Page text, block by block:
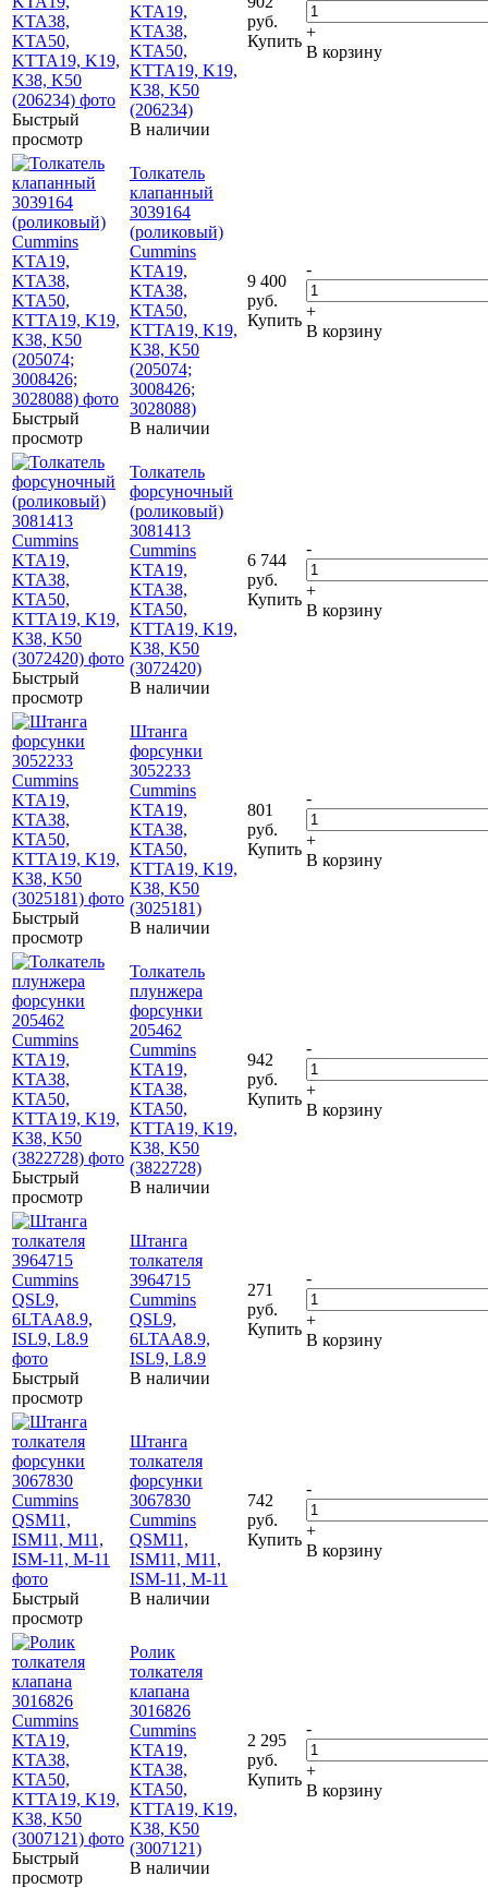
Быстрый
просмотр
KTA19,
KTA38,
KTA50,
KTTA19, K19,
K38, K50
(206234)
В наличии
руб.
Купить +
В корзину
Быстрый
просмотр
Толкатель
клапанный
3039164
(роликовый)
Cummins
KTA19,
KTA38,
KTA50,
KTTA19, K19,
K38, K50
(205074;
3008426;
3028088)
В наличии
9 400
руб.
Купить
-
+
В корзину
Быстрый
просмотр
Толкатель
форсуночный
(роликовый)
3081413
Cummins
KTA19,
KTA38,
KTA50,
KTTA19, K19,
K38, K50
(3072420)
В наличии
6 744
руб.
Купить
-
+
В корзину
Быстрый
просмотр
Штанга
форсунки
3052233
Cummins
KTA19,
KTA38,
KTA50,
KTTA19, K19,
K38, K50
(3025181)
В наличии
801
руб.
Купить
-
+
В корзину
Быстрый
просмотр
Толкатель
плунжера
форсунки
205462
Cummins
KTA19,
KTA38,
KTA50,
KTTA19, K19,
K38, K50
(3822728)
В наличии
942
руб.
Купить
-
+
В корзину
Быстрый
просмотр
Штанга
толкателя
3964715
Cummins
QSL9,
6LTAA8.9,
ISL9, L8.9
В наличии
271
руб.
Купить
-
+
В корзину
Быстрый
просмотр
Штанга
толкателя
форсунки
3067830
Cummins
QSM11,
ISM11, M11,
ISM-11, M-11
В наличии
742
руб.
Купить
-
+
В корзину
Быстрый
просмотр
Ролик
толкателя
клапана
3016826
Cummins
KTA19,
KTA38,
KTA50,
KTTA19, K19,
K38, K50
(3007121)
В наличии
2 295
руб.
Купить
-
+
В корзину